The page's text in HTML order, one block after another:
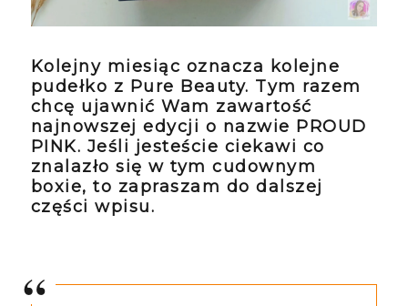
Kolejny miesiąc oznacza kolejne
pudełko z Pure Beauty. Tym razem
chcę ujawnić Wam zawartość
najnowszej edycji o nazwie PROUD
PINK. Jeśli jesteście ciekawi co
znalazło się w tym cudownym
boxie, to zapraszam do dalszej
części wpisu.